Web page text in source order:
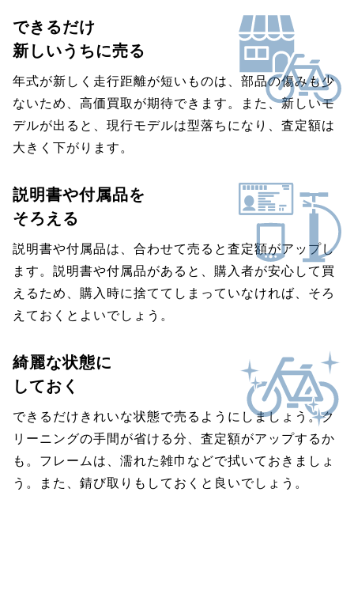
できるだけ
新しいうちに売る
年式が新しく走行距離が短いものは、部品の傷みも少
ないため、高価買取が期待できます。また、新しいモ
デルが出ると、現行モデルは型落ちになり、査定額は
大きく下がります。
説明書や付属品を
そろえる
説明書や付属品は、合わせて売ると査定額がアップし
ます。説明書や付属品があると、購入者が安心して買
えるため、購入時に捨ててしまっていなければ、そろ
えておくとよいでしょう。
綺麗な状態に
しておく
できるだけきれいな状態で売るようにしましょう。ク
リーニングの手間が省ける分、査定額がアップするか
も。フレームは、濡れた雑巾などで拭いておきましょ
う。また、錆び取りもしておくと良いでしょう。